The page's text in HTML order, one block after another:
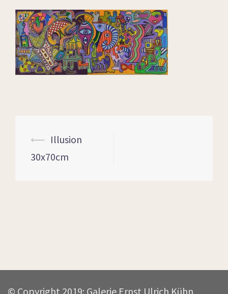
⟵ Illusion
30x70cm
© Copyright 2019: Galerie Ernst Ulrich Kühn